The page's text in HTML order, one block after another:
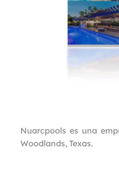
Nuarcpools es una
Woodlands, Texas.